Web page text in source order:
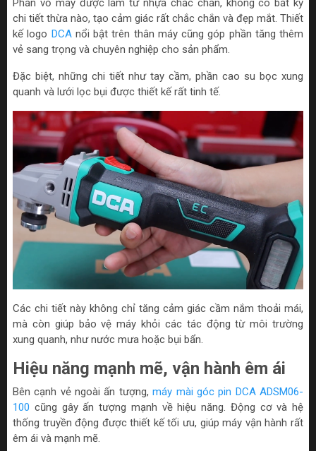
chi tiết thừa nào, tạo cảm giác rất chắc chắn và đẹp mắt. Thiết
kế logo DCAnổi bật trên thân máy cũng góp phần tăng thêm
vẻ sang trọng và chuyên nghiệp cho sản phẩm.
Đặc biệt, những chi tiết như tay cầm, phần cao su bọc xung
quanh và lưới lọc bụi được thiết kế rất tinh tế.
Các chi tiết này không chỉ tăng cảm giác cầm nắm thoải mái,
mà còn giúp bảo vệ máy khỏi các tác động từ môi trường
xung quanh, như nước mưa hoặc bụi bẩn.
Hiệu năng mạnh mẽ, vận hành êm ái
Bên cạnh vẻ ngoài ấn tượng,máy mài góc pin DCA ADSM06-
100 cũng gây ấn tượng mạnh về hiệu năng. Động cơ và hệ
thống truyền động được thiết kế tối ưu, giúp máy vận hành rất
êm ái và mạnh mẽ.